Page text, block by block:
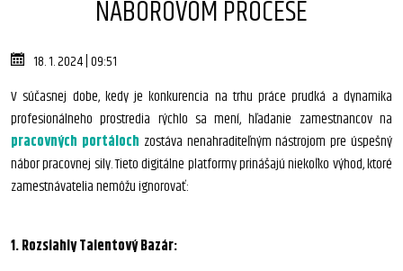
NÁBOROVOM PROCESE
18. 1. 2024 | 09:51
V súčasnej dobe, kedy je konkurencia na trhu práce prudká a dynamika
profesionálneho prostredia rýchlo sa mení, hľadanie zamestnancov na
pracovných portáloch zostáva nenahraditeľným nástrojom pre úspešný
nábor pracovnej sily. Tieto digitálne platformy prinášajú niekoľko výhod, ktoré
zamestnávatelia nemôžu ignorovať:
1. Rozsiahly Talentový Bazár: